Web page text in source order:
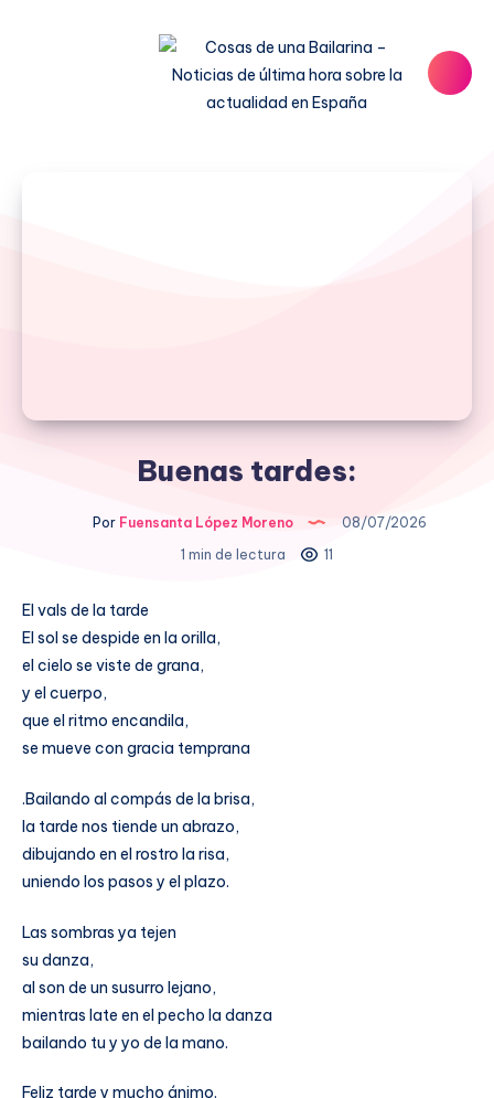
Buenas tardes:
Por Fuensanta López Moreno
08/07/2026
1 min de lectura
11
El vals de la tarde
El sol se despide en la orilla,
el cielo se viste de grana,
y el cuerpo,
que el ritmo encandila,
se mueve con gracia temprana
.Bailando al compás de la brisa,
la tarde nos tiende un abrazo,
dibujando en el rostro la risa,
uniendo los pasos y el plazo.
Las sombras ya tejen
su danza,
al son de un susurro lejano,
mientras late en el pecho la danza
bailando tu y yo de la mano.
Feliz tarde y mucho ánimo.